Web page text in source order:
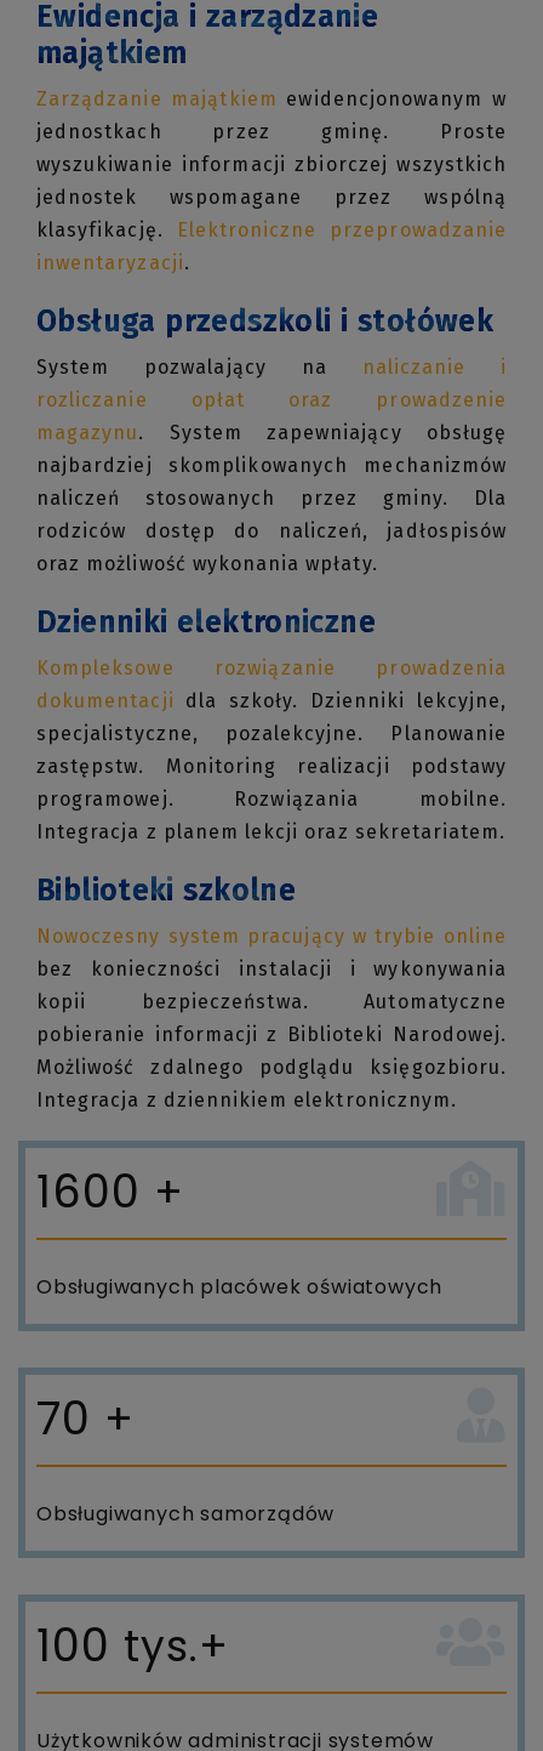
Ewidencja i zarządzanie
majątkiem
Zarządzanie majątkiem ewidencjonowanym w
jednostkach przez gminę. Proste
wyszukiwanie informacji zbiorczej wszystkich
jednostek wspomagane przez wspólną
klasyfikację.
Elektroniczne przeprowadzanie
inwentaryzacji.
Obsługa przedszkoli i stołówek
System pozwalający na
naliczanie i
rozliczanie opłat oraz prowadzenie
magazynu. System zapewniający obsługę
najbardziej skomplikowanych mechanizmów
naliczeń stosowanych przez gminy. Dla
rodziców dostęp do naliczeń, jadłospisów
oraz możliwość wykonania wpłaty.
Dzienniki elektroniczne
Kompleksowe rozwiązanie prowadzenia
dokumentacji dla szkoły. Dzienniki lekcyjne,
specjalistyczne, pozalekcyjne. Planowanie
zastępstw. Monitoring realizacji podstawy
programowej. Rozwiązania mobilne.
Integracja z planem lekcji oraz sekretariatem.
Biblioteki szkolne
Nowoczesny system pracujący w trybie online
bez konieczności instalacji i wykonywania
kopii bezpieczeństwa. Automatyczne
pobieranie informacji z Biblioteki Narodowej.
Możliwość zdalnego podglądu księgozbioru.
Integracja z dziennikiem elektronicznym.
1600 +
Obsługiwanych placówek oświatowych
70 +
Obsługiwanych samorządów
100 tys.+
Użytkowników administracji systemów